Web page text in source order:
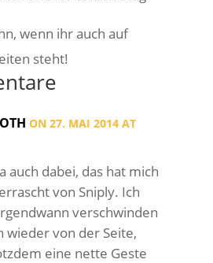
wenn ihr auch auf
steht!
ON 27. MAI 2014 AT
auch dabei, das hat mich
von Sniply. Ich
verschwinden
wieder von der Seite,
eine nette Geste